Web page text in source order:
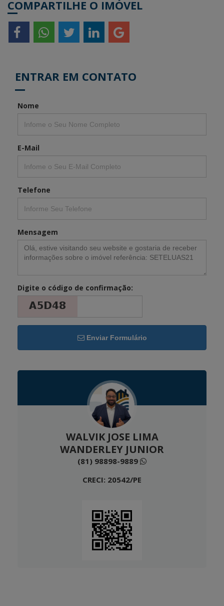
COMPARTILHE O IMÓVEL
ENTRAR EM CONTATO
Nome
E-Mail
Telefone
Mensagem
Digite o código de confirmação:
Enviar Formulário
WALVIK JOSE LIMA
WANDERLEY JUNIOR
(81) 98898-9889
CRECI: 20542/PE